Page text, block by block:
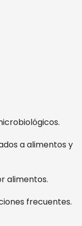
a alimentos y
alimentos.
frecuentes.